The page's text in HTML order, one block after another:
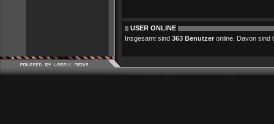
USER ONLINE
Insgesamt sind 363 Benutzer online. Davon sind